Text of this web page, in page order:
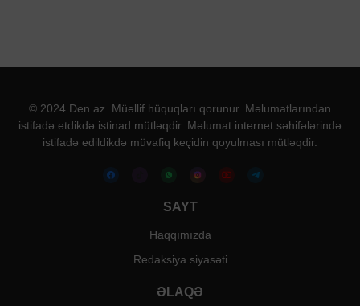
© 2024 Den.az. Müəllif hüquqları qorunur. Məlumatlarından
istifadə etdikdə istinad mütləqdir. Məlumat internet səhifələrində
istifadə edildikdə müvafiq keçidin qoyulması mütləqdir.
SAYT
Haqqımızda
Redaksiya siyasəti
ƏLAQƏ